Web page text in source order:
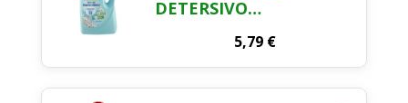
DETERSIVO
LIQUIDO, 35
LAVAGGI, RISPETTA
COLORI E TESSUTI,
5,79 €